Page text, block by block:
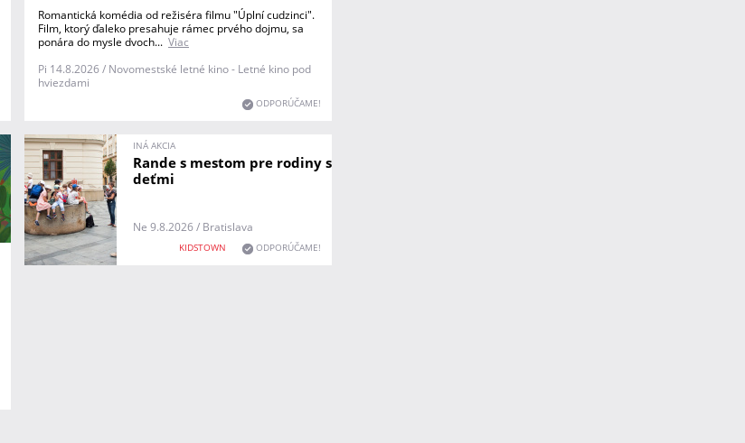
Romantická komédia od režiséra filmu "Úplní cudzinci".
Film, ktorý ďaleko presahuje rámec prvého dojmu, sa
ponára do mysle dvoch... Viac
Pi 14.8.2026 / Novomestské letné kino - Letné kino pod
hviezdami
ODPORÚČAME!
INÁ AKCIA
Rande s mestom pre rodiny s
deťmi
Ne 9.8.2026 / Bratislava
KIDSTOWN ODPORÚČAME!